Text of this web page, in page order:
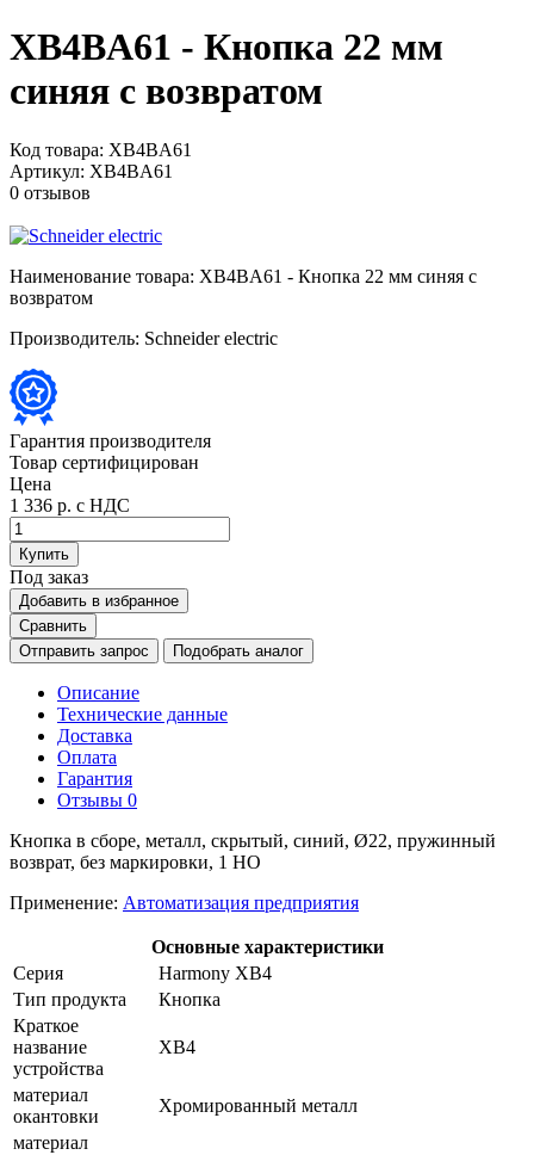
XB4BA61 - Кнопка 22 мм
синяя с возвратом
Код товара: XB4BA61
Артикул: XB4BA61
0 отзывов
Наименование товара: XB4BA61 - Кнопка 22 мм синяя с
возвратом
Производитель: Schneider electric
Гарантия производителя
Товар сертифицирован
Цена
1 336 р. с НДС
Купить
Под заказ
Добавить в избранное
Сравнить
Отправить запрос
Подобрать аналог
Описание
Технические данные
Доставка
Оплата
Гарантия
Отзывы 0
Кнопка в сборе, металл, скрытый, синий, Ø22, пружинный
возврат, без маркировки, 1 НО
Применение: Автоматизация предприятия
Основные характеристики
Серия
Harmony XB4
Тип продукта
Кнопка
Краткое
название
устройства
XB4
материал
окантовки
Хромированный металл
материал